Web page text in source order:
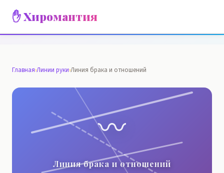
✋ Хиромантия
Главная›Линии руки›Линия брака и отношений
〰️
Линия брака и отношений